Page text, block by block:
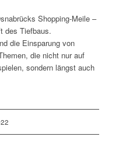
Shopping-Meile –
des Tiefbaus.
die Einsparung von
die nicht nur auf
sondern längst auch